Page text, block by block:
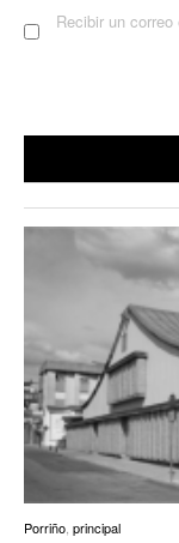
Recibir un
Porriño principal